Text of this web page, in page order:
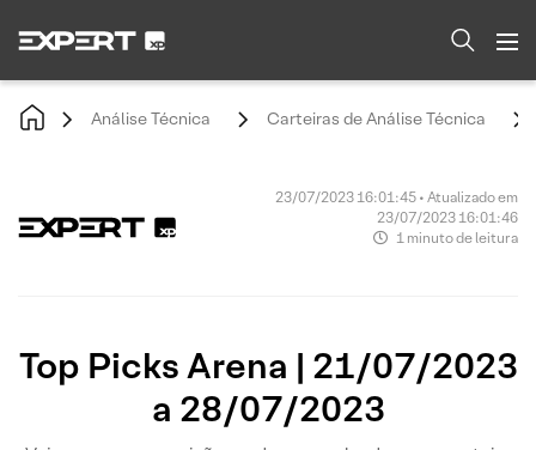
Análise Técnica Carteiras de Análise Técnica
23/07/2023 16:01:45 • Atualizado em
23/07/2023 16:01:46
1 minuto de leitura
Top Picks Arena | 21/07/2023
a 28/07/2023